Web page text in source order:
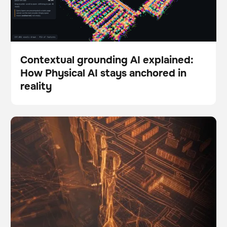
Blog
Contextual grounding AI explained:
How Physical AI stays anchored in
reality
The Autonomy Gap: Why so many robotics pilots fail
to scale
BrainOS